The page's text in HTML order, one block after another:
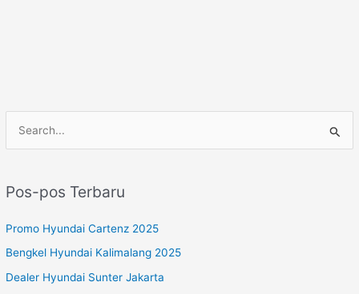
i
u
Pos-pos Terbaru
Promo Hyundai Cartenz 2025
Bengkel Hyundai Kalimalang 2025
Dealer Hyundai Sunter Jakarta